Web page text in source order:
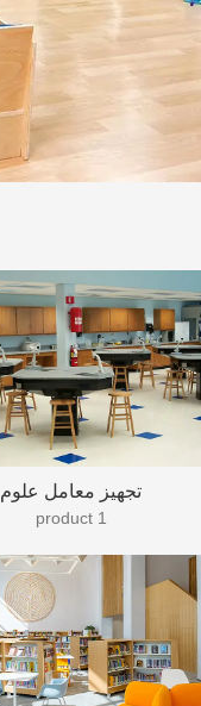
تجهيز معامل علوم
1 product